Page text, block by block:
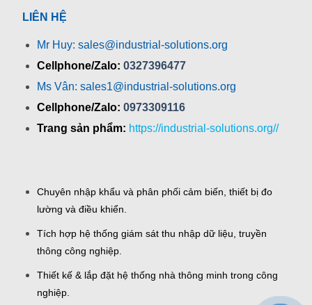
LIÊN HỆ
Mr Huy: sales@industrial-solutions.org
Cellphone/Zalo: 0327396477
Ms Vân: sales1@industrial-solutions.org
Cellphone/Zalo: 0973309116
Trang sản phẩm: https://industrial-solutions.org//
Chuyên nhập khẩu và phân phối cảm biến, thiết bị đo
lường và điều khiển.
Tích hợp hệ thống giám sát thu nhập dữ liệu, truyền
thông công nghiệp.
Thiết kế & lắp đặt hệ thống nhà thông minh trong công
nghiệp.